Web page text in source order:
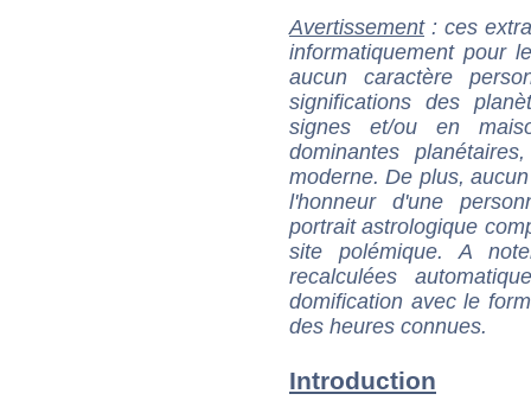
Avertissement: ces
informatiquement pour
aucun caractère
significations des
signes et/ou en
dominantes
moderne. De plus,
l'honneur d'une
portrait astrologique
site polémique. A
recalculées
domification avec le
des heures connues.
Introduction